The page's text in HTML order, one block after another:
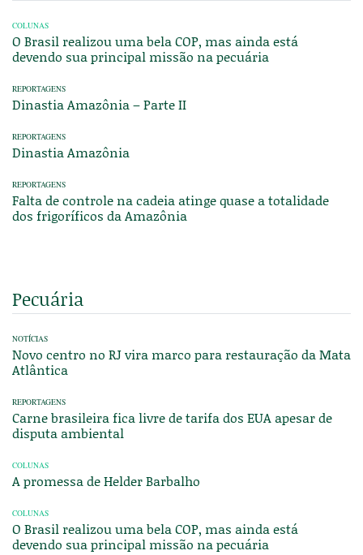
COLUNAS
O Brasil realizou uma bela COP, mas ainda está
devendo sua principal missão na pecuária
REPORTAGENS
Dinastia Amazônia – Parte II
REPORTAGENS
Dinastia Amazônia
REPORTAGENS
Falta de controle na cadeia atinge quase a totalidade
dos frigoríficos da Amazônia
Pecuária
NOTÍCIAS
Novo centro no RJ vira marco para restauração da Mata
Atlântica
REPORTAGENS
Carne brasileira fica livre de tarifa dos EUA apesar de
disputa ambiental
COLUNAS
A promessa de Helder Barbalho
COLUNAS
O Brasil realizou uma bela COP, mas ainda está
devendo sua principal missão na pecuária